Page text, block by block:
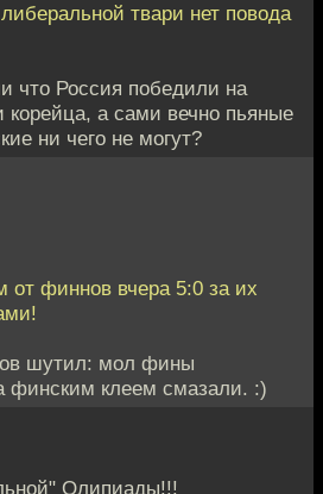
твари нет повода
что Россия победили на
корейца, а сами вечно пьяные
ни чего не могут?
финнов вчера 5:0 за их
шутил: мол фины
финским клеем смазали. :)
Олипиады!!!